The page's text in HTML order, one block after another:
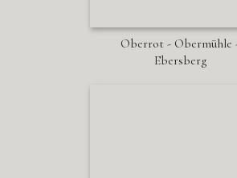
Oberrot - Obermühle
Ebersberg